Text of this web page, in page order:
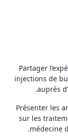
Partager
injections de
auprès
Présenter les
sur les
médecine